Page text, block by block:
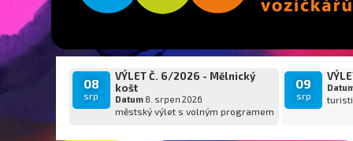
08
srp
VÝLET Č. 6/2026 - Mělnický
košt
Datum8. srpen 2026
městský výlet s volným programem
09
srp